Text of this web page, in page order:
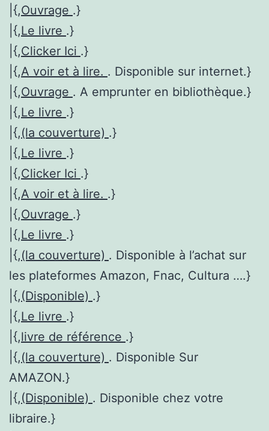
|{,Ouvrage .}
|{,Le livre .}
|{,Clicker Ici .}
|{,A voir et à lire. . Disponible sur internet.}
|{,Ouvrage . A emprunter en bibliothèque.}
|{,Le livre .}
|{,(la couverture) .}
|{,Le livre .}
|{,Clicker Ici .}
|{,A voir et à lire. .}
|{,Ouvrage .}
|{,Le livre .}
|{,(la couverture) . Disponible à l’achat sur
les plateformes Amazon, Fnac, Cultura ….}
|{,(Disponible) .}
|{,Le livre .}
|{,livre de référence .}
|{,(la couverture) . Disponible Sur
AMAZON.}
|{,(Disponible) . Disponible chez votre
libraire.}